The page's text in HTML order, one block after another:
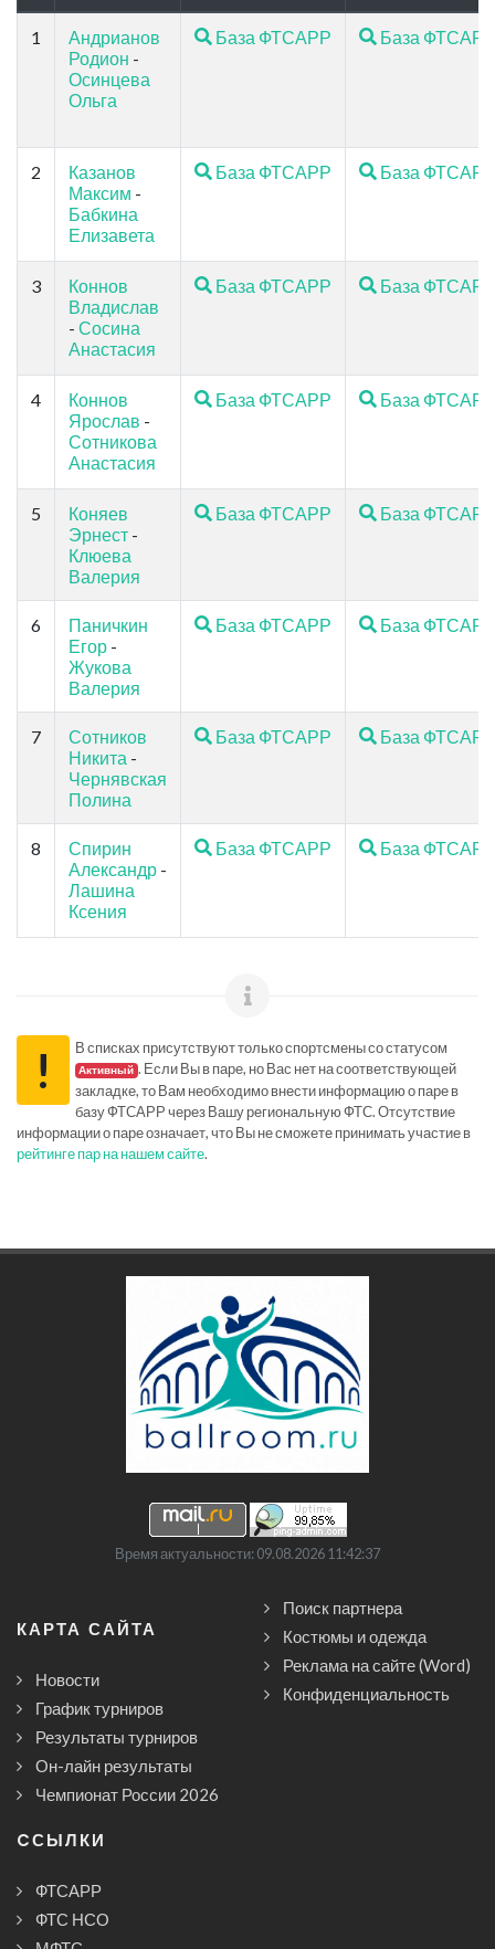
1
Андрианов
Родион -
Осинцева
Ольга
База ФТСАРР База ФТСАРР
2
Казанов
Максим -
Бабкина
Елизавета
База ФТСАРР База ФТСАРР
3
Коннов
Владислав
- Сосина
Анастасия
База ФТСАРР База ФТСАРР
4
Коннов
Ярослав -
Сотникова
Анастасия
База ФТСАРР База ФТСАРР
5
Коняев
Эрнест -
Клюева
Валерия
База ФТСАРР База ФТСАРР
6
Паничкин
Егор -
Жукова
Валерия
База ФТСАРР База ФТСАРР
7
Сотников
Никита -
Чернявская
Полина
База ФТСАРР База ФТСАРР
8
Спирин
Александр -
Лашина
Ксения
База ФТСАРР База ФТСАРР
! В списках присутствуют только спортсмены со статусом
Активный . Если Вы в паре, но Вас нет на соответствующей
закладке, то Вам необходимо внести информацию о паре в
базу ФТСАРР через Вашу региональную ФТС. Отсутствие
информации о паре означает, что Вы не сможете принимать участие в
рейтинге пар на нашем сайте.
Время актуальности: 09.08.2026 11:42:37
КАРТА САЙТА
Новости
График турниров
Результаты турниров
Он-лайн результаты
Чемпионат России 2026
Поиск партнера
Костюмы и одежда
Реклама на сайте (Word)
Конфиденциальность
CСЫЛКИ
ФТСАРР
ФТС НСО